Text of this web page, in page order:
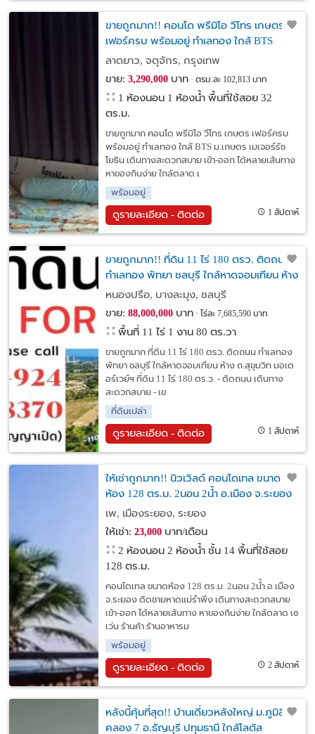
ขายถูกมาก!! คอนโด พรีมิโอ วีโทร เกษตร
เฟอร์ครบ พร้อมอยู่ ทำเลทอง ใกล้ BTS
ม.เกษตร เมเจอร์รัชโยธิน
ลาดยาว, จตุจักร, กรุงเทพ
ขาย: 3,290,000บาท ตรม.ละ 102,813 บาท
1 ห้องนอน 1 ห้องน้ำ พื้นที่ใช้สอย 32
ตร.ม.
ขายถูกมาก คอนโด พรีมิโอ วีโทร เกษตร เฟอร์ครบ
พร้อมอยู่ ทำเลทอง ใกล้ BTS ม.เกษตร เมเจอร์รัช
โยธิน เดินทางสะดวกสบาย เข้า-ออก ได้หลายเส้นทาง
หาของกินง่าย ใกล้ตลาด เ
พร้อมอยู่
ดูรายละเอียด - ติดต่อ 1 สัปดาห์
ขายถูกมาก!! ที่ดิน 11 ไร่ 180 ตรว. ติดถนน
ทำเลทอง พัทยา ชลบุรี ใกล้หาดจอมเทียน ห้าง
ถ.สุขุมวิท มอเตอร์เวย์ฯ
หนองปรือ, บางละมุง, ชลบุรี
ขาย: 88,000,000บาท ไร่ละ 7,685,590 บาท
พื้นที่ 11 ไร่ 1 งาน 80 ตร.วา
ขายถูกมาก ที่ดิน 11 ไร่ 180 ตรว. ติดถนน ทำเลทอง
พัทยา ชลบุรี ใกล้หาดจอมเทียน ห้าง ถ.สุขุมวิท มอเต
อร์เวย์ฯ ที่ดิน 11 ไร่ 180 ตร.ว. - ติดถนน เดินทาง
สะดวกสบาย - เข
ที่ดินเปล่า
ดูรายละเอียด - ติดต่อ 1 สัปดาห์
ให้เช่าถูกมาก!! นิวเวิลด์ คอนโดเทล ขนาด
ห้อง 128 ตร.ม. 2นอน 2น้ำ อ.เมือง จ.ระยอง
ติดชายหาดแม่รำพึง
เพ, เมืองระยอง, ระยอง
ให้เช่า: 23,000บาท/เดือน
2 ห้องนอน 2 ห้องน้ำ ชั้น 14 พื้นที่ใช้สอย
128 ตร.ม.
คอนโดเทล ขนาดห้อง 128 ตร.ม. 2นอน 2น้ำ อ.เมือง
จ.ระยอง ติดชายหาดแม่รำพึง เดินทางสะดวกสบาย
เข้า-ออก ได้หลายเส้นทาง หาของกินง่าย ใกล้ตลาด เซ
เว่น ร้านค้า ร้านอาหารม
พร้อมอยู่
ดูรายละเอียด - ติดต่อ 2 สัปดาห์
หลังนี้คุ้มที่สุด!! บ้านเดี่ยวหลังใหญ่ ม.ภูมิสิริ
คลอง 7 อ.ธัญบุรี ปทุมธานี ใกล้โลตัส